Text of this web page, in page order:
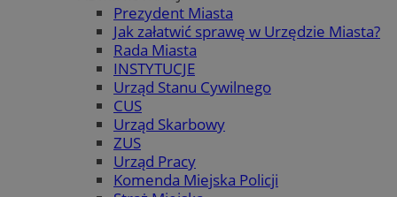
Prezydent Miasta
Jak załatwić sprawę w Urzędzie Miasta?
Rada Miasta
INSTYTUCJE
Urząd Stanu Cywilnego
CUS
Urząd Skarbowy
ZUS
Urząd Pracy
Komenda Miejska Policji